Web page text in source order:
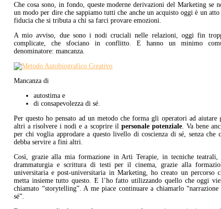
Che cosa sono, in fondo, queste moderne derivazioni del Marketing se
un modo per dire che sappiamo tutti che anche un acquisto oggi è un
fiducia che si tributa a chi sa farci provare emozioni.
A mio avviso, due sono i nodi cruciali nelle relazioni, oggi fin
complicate, che sfociano in conflitto. E hanno un minimo
denominatore: mancanza.
Mancanza di
autostima e
di consapevolezza di sé.
Per questo ho pensato ad un metodo che forma gli operatori ad aiutare
altri a risolvere i nodi e a scoprire il personale potenziale. Va bene
per chi voglia approdare a questo livello di coscienza di sé, senza che
debba servire a fini altri.
Così, grazie alla mia formazione in Arti Terapie, in tecniche teatrali,
drammaturgia e scrittura di testi per il cinema, grazie alla
universitaria e post-universitaria in Marketing, ho creato un percorso
metta insieme tutto questo. E l’ho fatto utilizzando quello che oggi
chiamato “storytelling”. A me piace continuare a chiamarlo
sé”.